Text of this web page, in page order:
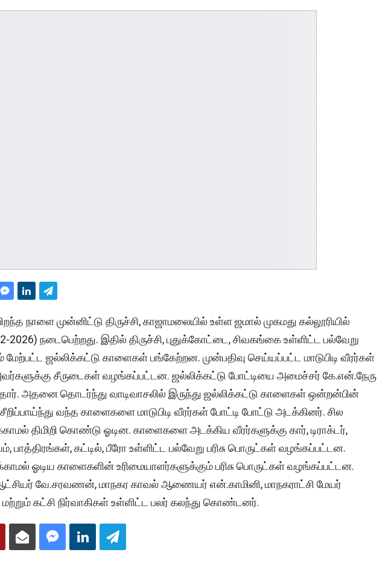
நாளை முன்னிட்டு திருச்சி, காஜாமலையில் உள்ள ஜமால் முகமது கல்லூரியில்
2026) நடைபெற்றது. இதில் திருச்சி, புதுக்கோட்டை, சிவகங்கை உள்ளிட்ட பல்வேறு
மேற்பட்ட ஜல்லிக்கட்டு காளைகள் பங்கேற்றன. முன்பதிவு செய்யப்பட்ட மாடுபிடி வீரர்கள்
சீருடைகள் வழங்கப்பட்டன. ஜல்லிக்கட்டு போட்டியை அமைச்சர் கே.என்.நேரு
அதனை தொடர்ந்து வாடிவாசலில் இருந்து ஜல்லிக்கட்டு காளைகள் ஒன்றன்பின்
வந்த காளைகளை மாடுபிடி வீரர்கள் போட்டி போட்டு அடக்கினர். சில
திமிறி கொண்டு ஓடின. காளைகளை அடக்கிய வீரர்களுக்கு கார், டிராக்டர்,
கட்டில், பீரோ உள்ளிட்ட பல்வேறு பரிசு பொருட்கள் வழங்கப்பட்டன.
ஓடிய காளைகளின் உரிமையாளர்களுக்கும் பரிசு பொருட்கள் வழங்கப்பட்டன.
ஆட்சியர் வே.சரவணன், மாநகர காவல் ஆணையர் என்.காமினி, மாநகராட்சி மேயர்
கட்சி நிர்வாகிகள் உள்ளிட்ட பலர் கலந்து கொண்டனர்.